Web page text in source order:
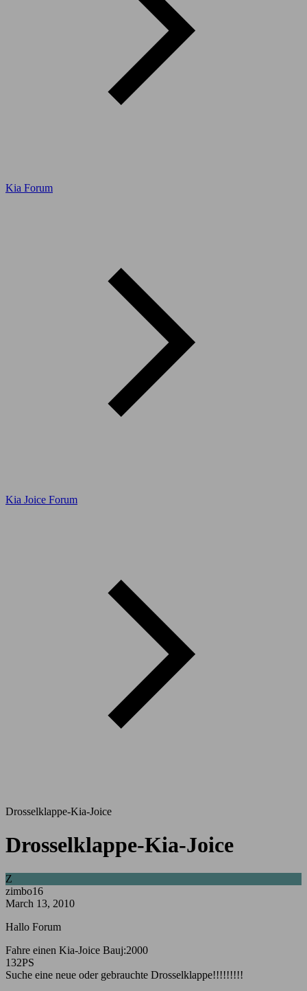
Kia Forum
Kia Joice Forum
Drosselklappe-Kia-Joice
Drosselklappe-Kia-Joice
Z
zimbo16
March 13, 2010
Hallo Forum
Fahre einen Kia-Joice Bauj:2000
132PS
Suche eine neue oder gebrauchte Drosselklappe!!!!!!!!!